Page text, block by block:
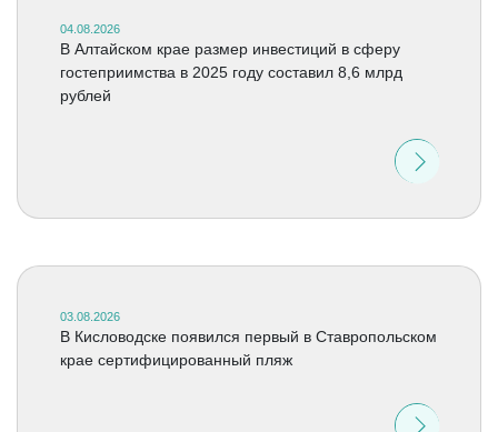
04.08.2026
В Алтайском крае размер инвестиций в сферу
гостеприимства в 2025 году составил 8,6 млрд
рублей
03.08.2026
В Кисловодске появился первый в Ставропольском
крае сертифицированный пляж